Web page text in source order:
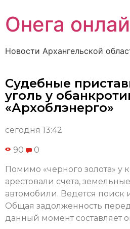
Онега
Новости Архангельской
Судебные
уголь у
«Архоблэнерго»
сегодня 13:42
90 0
Помимо «черного золота» у
арестовали cчета,
автомобили. Ведется поиск
Общая задолженность
данный момент составляет